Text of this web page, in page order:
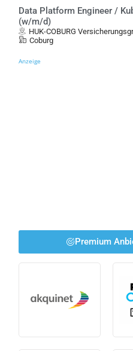
Data Platform Engineer /
(w/m/d)
HUK-COBURG
Coburg
Anzeige
Premium